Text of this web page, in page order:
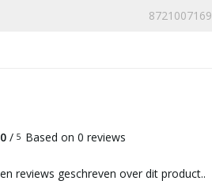
0 / 5 Based on 0 reviews
reviews geschreven over dit product..